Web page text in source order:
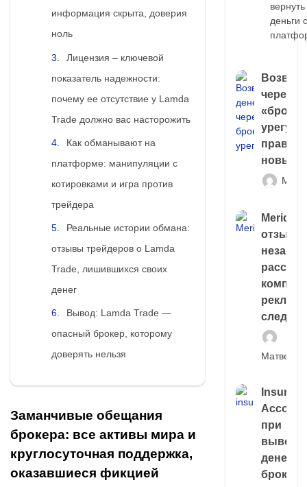
информация скрыта, доверия
ноль
Лицензия – ключевой
показатель надежности:
почему ее отсутствие у Lamda
Trade должно вас насторожить
Как обманывают на
платформе: манипуляции с
котировками и игра против
трейдера
Реальные истории обмана:
отзывы трейдеров о Lamda
Trade, лишившихся своих
денег
Вывод: Lamda Trade —
опасный брокер, которому
доверять нельзя
Заманчивые обещания
брокера: все активы мира и
круглосуточная поддержка,
оказавшиеся фикцией
вернуть
деньги с
через
правда
новый
следа
Матвей
Account
при
выводе
денег у